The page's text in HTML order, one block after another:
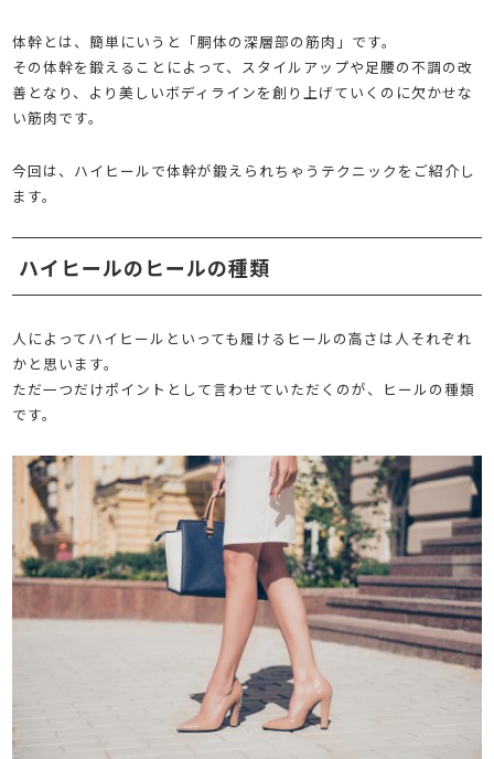
体幹とは、簡単にいうと「胴体の深層部の筋肉」です。
その体幹を鍛えることによって、スタイルアップや足腰の不調の改
善となり、より美しいボディラインを創り上げていくのに欠かせな
い筋肉です。
今回は、ハイヒールで体幹が鍛えられちゃうテクニックをご紹介し
ます。
ハイヒールのヒールの種類
人によってハイヒールといっても履けるヒールの高さは人それぞれ
かと思います。
ただ一つだけポイントとして言わせていただくのが、ヒールの種類
です。